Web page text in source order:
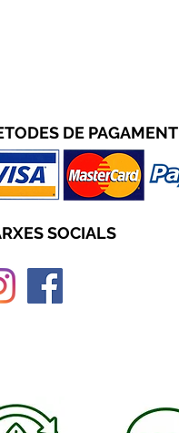
DE PAGAMENT
SOCIALS